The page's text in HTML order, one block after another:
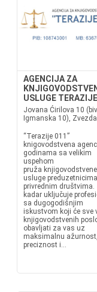
AGENCIJA ZA
USLUGE
Jovana Ćirilova 10
Igmanska 10),
“Terazije 011”
knigovodstvena
godinama sa velikim
uspehom
pruža knjigovodstvene
usluge
privrednim društvima.
kadar uključuje
sa dugogodišnjim
iskustvom koji će sve
knjigovodstvenih
obavljati za vas uz
maksimalnu ažurnost,
preciznost i...